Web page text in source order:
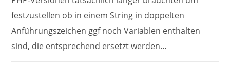
festzustellen ob in einem String in doppelten
Anführungszeichen ggf noch Variablen enthalten
sind, die entsprechend ersetzt werden…